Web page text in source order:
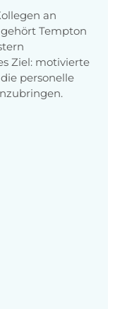
an
Tempton
Ziel: motivierte
personelle